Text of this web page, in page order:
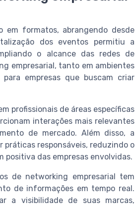
em formatos, abrangendo desde
dos eventos permitiu a
o alcance das redes de
empresarial, tanto em ambientes
empresas que buscam criar
profissionais de áreas específicas
interações mais relevantes
de mercado. Além disso, a
responsáveis, reduzindo o
positiva das empresas envolvidas.
de networking empresarial tem
de informações em tempo real.
a visibilidade de suas marcas,